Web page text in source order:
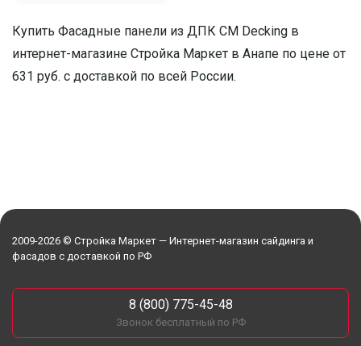
Купить Фасадные панели из ДПК CM Decking в
интернет-магазине Стройка Маркет в Анапе по цене от
631 руб. с доставкой по всей России.
2009-2026 © Стройка Маркет — Интернет-магазин сайдинга и
фасадов с доставкой по РФ
8 (800) 775-45-48
Звонок бесплатный по РФ